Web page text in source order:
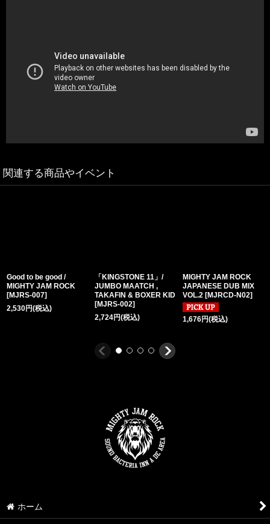
関連する商品やイベント
Good to be good /
MIGHTY JAM ROCK
[MJRS-007]
2,530円(税込)
「KINGSTONE 11」/
JUMBO MAATCH ,
TAKAFIN & BOXER KID
[MJRS-002]
2,724円(税込)
MIGHTY JAM ROCK
JAPANESE DUB MIX
VOL.2 [MJRCD-N02]
1,676円(税込)
ホーム